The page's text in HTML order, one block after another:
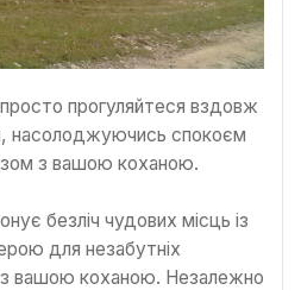
прогуляйтеся вздовж
насолоджуючись спокоєм
з вашою коханою.
безліч чудових місць із
для незабутніх
з вашою коханою. Незалежно